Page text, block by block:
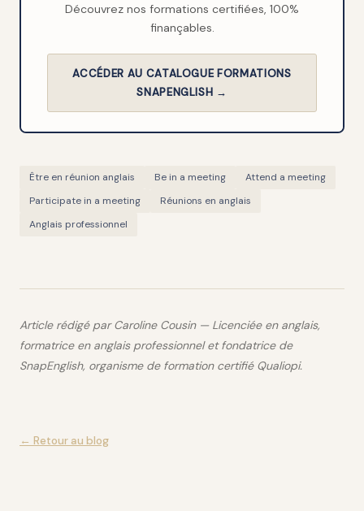
Découvrez nos formations certifiées, 100%
finançables.
ACCÉDER AU CATALOGUE FORMATIONS
SNAPENGLISH →
Être en réunion anglais Be in a meeting
Attend a meeting
Participate in a meeting
Réunions en anglais
Anglais professionnel
Article rédigé par Caroline Cousin — Licenciée en anglais,
formatrice en anglais professionnel et fondatrice de
SnapEnglish, organisme de formation certifié Qualiopi.
← Retour au blog